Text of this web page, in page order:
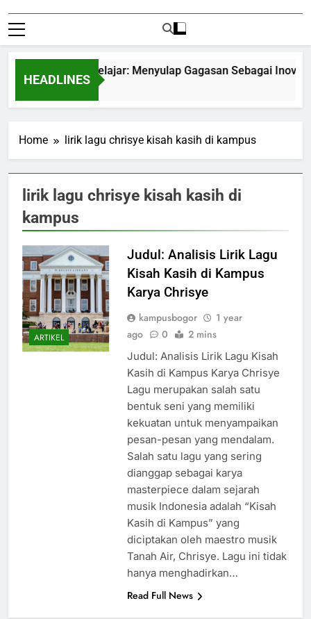
HEADLINES
Pelajar: Menyulap Gagasan Sebagai Inovasi
Ago
Home lirik lagu chrisye kisah kasih di kampus
lirik lagu chrisye kisah kasih di
kampus
ARTIKEL
Judul: Analisis Lirik Lagu
Kisah Kasih di Kampus
Karya Chrisye
kampusbogor
1 year
ago
0 2 mins
Judul: Analisis Lirik Lagu Kisah
Kasih di Kampus Karya Chrisye
Lagu merupakan salah satu
bentuk seni yang memiliki
kekuatan untuk menyampaikan
pesan-pesan yang mendalam.
Salah satu lagu yang sering
dianggap sebagai karya
masterpiece dalam sejarah
musik Indonesia adalah “Kisah
Kasih di Kampus” yang
diciptakan oleh maestro musik
Tanah Air, Chrisye. Lagu ini tidak
hanya menghadirkan…
Read Full News